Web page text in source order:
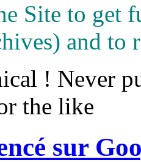
Site to get
and to
! Never
the like
sur